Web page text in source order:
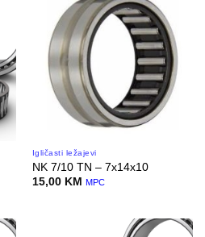
Igličasti ležajevi
NK 7/10 TN – 7x14x10
15,00 KM MPC